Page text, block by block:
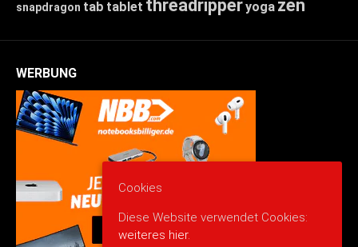
snapdragon tab tablet threadripperyoga zen
WERBUNG
Cookies
Diese Website verwendet Cookies:
weiteres hier.